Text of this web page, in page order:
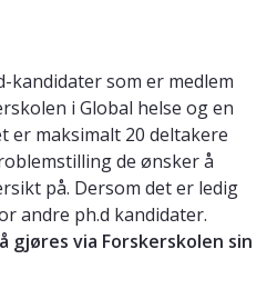
kandidater som er medlem
i Global helse og en
maksimalt 20 deltakere
de ønsker å
på. Dersom det er ledig
andre ph.d kandidater.
gjøres via Forskerskolen sin